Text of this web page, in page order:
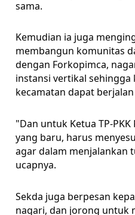
sama.
Kemudian ia juga
membangun komunitas
dengan Forkopimca,
instansi vertikal
kecamatan dapat
"Dan untuk Ketua TP-
yang baru, harus
agar dalam menjalankan
ucapnya.
Sekda juga berpesan
nagari, dan jorong untuk